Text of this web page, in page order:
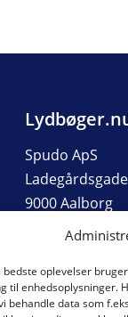
bedste oplevelser
til enhedsoplysninger.
behandle data som
Spudo ApS
9000 Aalborg
Org nr: